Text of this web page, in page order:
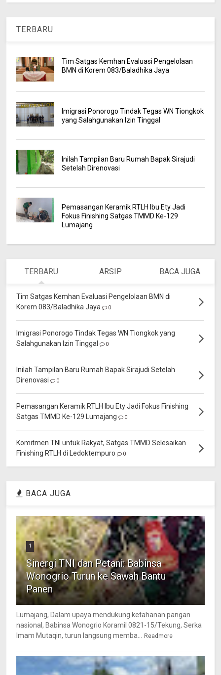
TERBARU
Tim Satgas Kemhan Evaluasi Pengelolaan
BMN di Korem 083/Baladhika Jaya
Imigrasi Ponorogo Tindak Tegas WN Tiongkok
yang Salahgunakan Izin Tinggal
Inilah Tampilan Baru Rumah Bapak Sirajudi
Setelah Direnovasi
Pemasangan Keramik RTLH Ibu Ety Jadi
Fokus Finishing Satgas TMMD Ke-129
Lumajang
TERBARU ARSIP BACA JUGA
Tim Satgas Kemhan Evaluasi Pengelolaan BMN di
Korem 083/Baladhika Jaya
0
Imigrasi Ponorogo Tindak Tegas WN Tiongkok yang
Salahgunakan Izin Tinggal
0
Inilah Tampilan Baru Rumah Bapak Sirajudi Setelah
Direnovasi
0
Pemasangan Keramik RTLH Ibu Ety Jadi Fokus Finishing
Satgas TMMD Ke-129 Lumajang
0
Komitmen TNI untuk Rakyat, Satgas TMMD Selesaikan
Finishing RTLH di Ledoktempuro
0
BACA JUGA
1
Sinergi TNI dan Petani: Babinsa
Wonogrio Turun ke Sawah Bantu
Panen
Lumajang, Dalam upaya mendukung ketahanan pangan
nasional, Babinsa Wonogrio Koramil 0821-15/Tekung, Serka
Imam Mutaqin, turun langsung memba...
Readmore